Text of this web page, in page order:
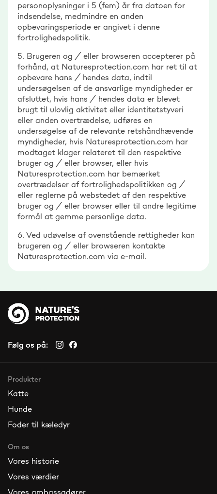
personoplysninger i 5 (fem) år fra datoen for
indsendelse, medmindre en anden
opbevaringsperiode er angivet i denne
fortrolighedspolitik.
5. Brugeren og / eller browseren accepterer på
forhånd, at Naturesprotection.com har ret til at
opbevare hans / hendes data, indtil
undersøgelsen af de ansvarlige myndigheder er
afsluttet, hvis hans / hendes data er blevet
brugt til ulovlig aktivitet eller identitetstyveri
eller anden overtrædelse, udføres en
undersøgelse af de relevante retshåndhævende
myndigheder, hvis Naturesprotection.com har
modtaget klager relateret til den respektive
bruger og / eller browser, eller hvis
Naturesprotection.com har bemærket
overtrædelser af fortrolighedspolitikken og /
eller reglerne på webstedet af den respektive
bruger og / eller browser eller til andre legitime
formål at gemme personlige data.
6. Ved udøvelse af ovenstående rettigheder kan
brugeren og / eller browseren kontakte
Naturesprotection.com via e-mail.
Følg os på:
Produkter
Katte
Hunde
Foder til kæledyr
Om os
Vores historie
Vores værdier